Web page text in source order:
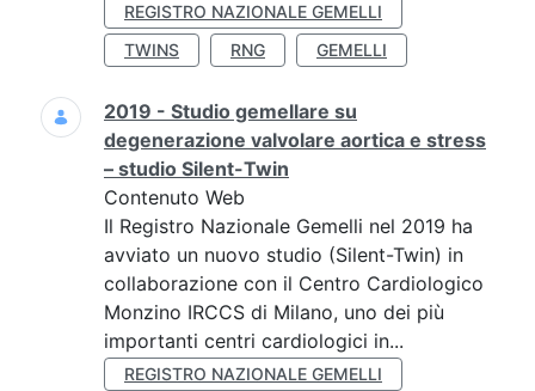
REGISTRO NAZIONALE GEMELLI
TWINS
RNG GEMELLI
2019 - Studio gemellare su
degenerazione valvolare aortica e stress
– studio Silent-Twin
Contenuto Web
Il Registro Nazionale Gemelli nel 2019 ha
avviato un nuovo studio (Silent-Twin) in
collaborazione con il Centro Cardiologico
Monzino IRCCS di Milano, uno dei più
importanti centri cardiologici in...
REGISTRO NAZIONALE GEMELLI